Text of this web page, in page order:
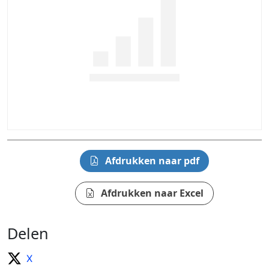
Afdrukken naar pdf
Afdrukken naar Excel
Delen
X